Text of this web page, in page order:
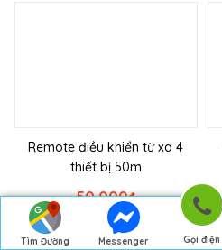
Tìm Đường
Messenger Gọi điện
Remote điều khiển từ xa 4
thiết bị 50m
₫
50.000